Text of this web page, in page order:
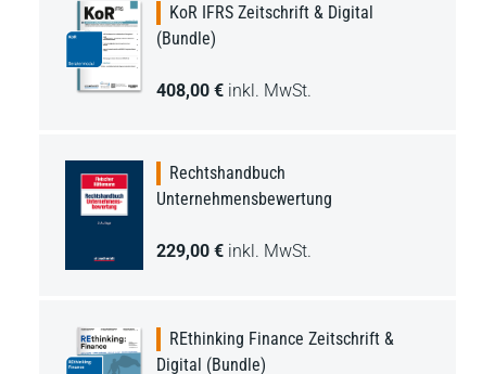
KoR IFRS Zeitschrift & Digital
(Bundle)
408,00 € inkl. MwSt.
Rechtshandbuch
Unternehmensbewertung
229,00 € inkl. MwSt.
REthinking Finance Zeitschrift &
Digital (Bundle)